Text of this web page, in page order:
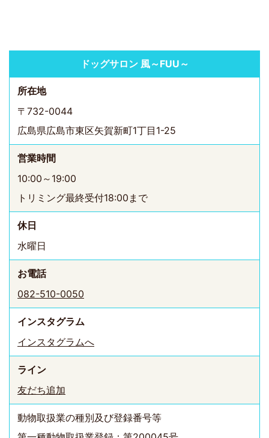
ドッグサロン 風～FUU～
所在地
〒732-0044
広島県広島市東区矢賀新町1丁目1-25
営業時間
10:00～19:00
トリミング最終受付18:00まで
休日
水曜日
お電話
082-510-0050
インスタグラム
インスタグラムへ
ライン
友だち追加
動物取扱業の種別及び登録番号等